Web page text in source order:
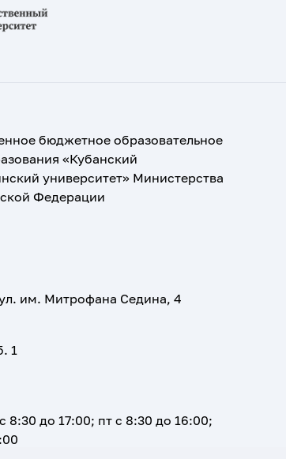
бюджетное образовательное
«Кубанский
университет» Министерства
Федерации
им. Митрофана Седина, 4
1
8:30 до 17:00; пт с 8:30 до 16:00;